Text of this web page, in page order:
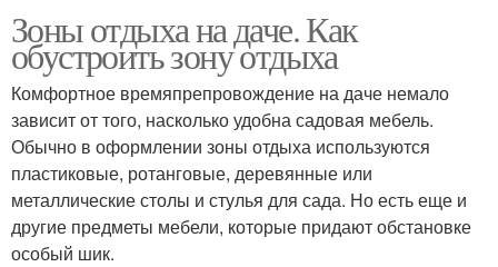
Зоны отдыха на даче. Как
обустроить зону отдыха
Комфортное времяпрепровождение на даче немало
зависит от того, насколько удобна садовая мебель.
Обычно в оформлении зоны отдыха используются
пластиковые, ротанговые, деревянные или
металлические столы и стулья для сада. Но есть еще и
другие предметы мебели, которые придают обстановке
особый шик.